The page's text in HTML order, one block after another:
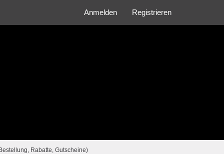
Anmelden Registrieren
Rabatte, Gutscheine)